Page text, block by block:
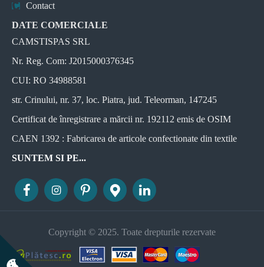
Contact
DATE COMERCIALE
CAMSTISPAS SRL
Nr. Reg. Com: J2015000376345
CUI: RO 34988581
str. Crinului, nr. 37, loc. Piatra, jud. Teleorman, 147245
Certificat de înregistrare a mărcii nr. 192112 emis de OSIM
CAEN 1392 : Fabricarea de articole confectionate din textile
SUNTEM SI PE...
Copyright © 2025. Toate drepturile rezervate